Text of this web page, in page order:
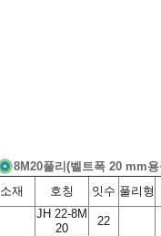
8M20풀리(벨트폭 20 mm용
소재
호칭 잇수 풀리형
JH 22-8M
20
22